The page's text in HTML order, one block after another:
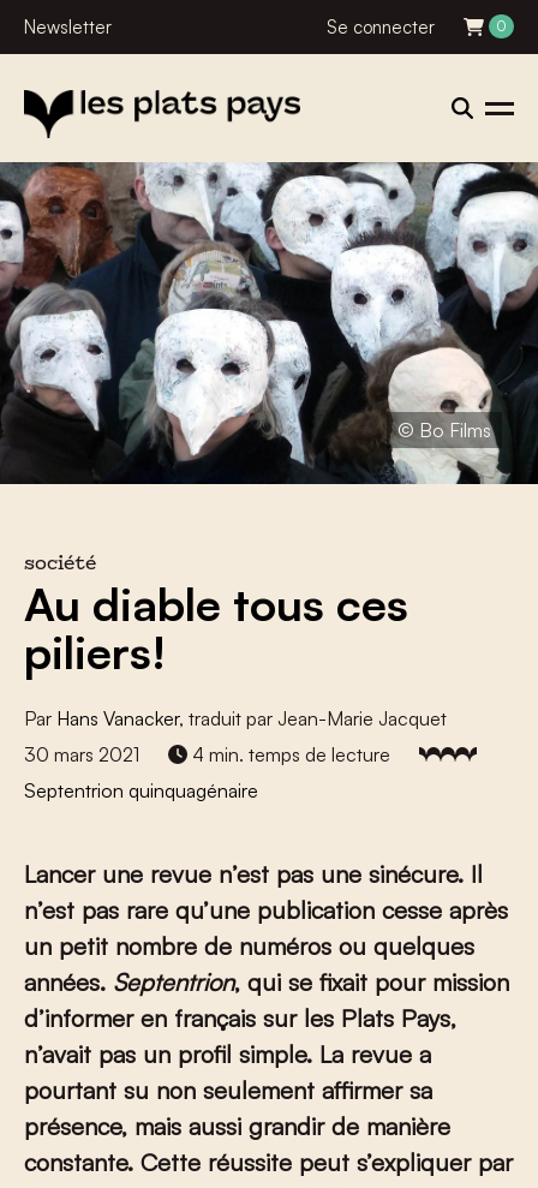
Newsletter Se connecter 0
© Bo Films
société
Au diable tous ces
piliers!
Par Hans Vanacker, traduit par Jean-Marie Jacquet
30 mars 2021
4 min. temps de lecture
Septentrion quinquagénaire
Lancer une revue n’est pas une sinécure. Il
n’est pas rare qu’une publication cesse après
un petit nombre de numéros ou quelques
années. Septentrion, qui se fixait pour mission
d’informer en français sur les Plats Pays,
n’avait pas un profil simple. La revue a
pourtant su non seulement affirmer sa
présence, mais aussi grandir de manière
constante. Cette réussite peut s’expliquer par